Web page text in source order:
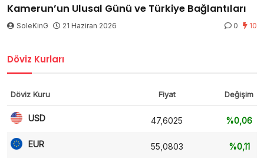
Kamerun’un Ulusal Günü ve Türkiye Bağlantıları
SoleKinG 21 Haziran 2026 0 10
Döviz Kurları
Döviz Kuru Fiyat Değişim
USD 47,6025 %0,06
EUR 55,0803 %0,11